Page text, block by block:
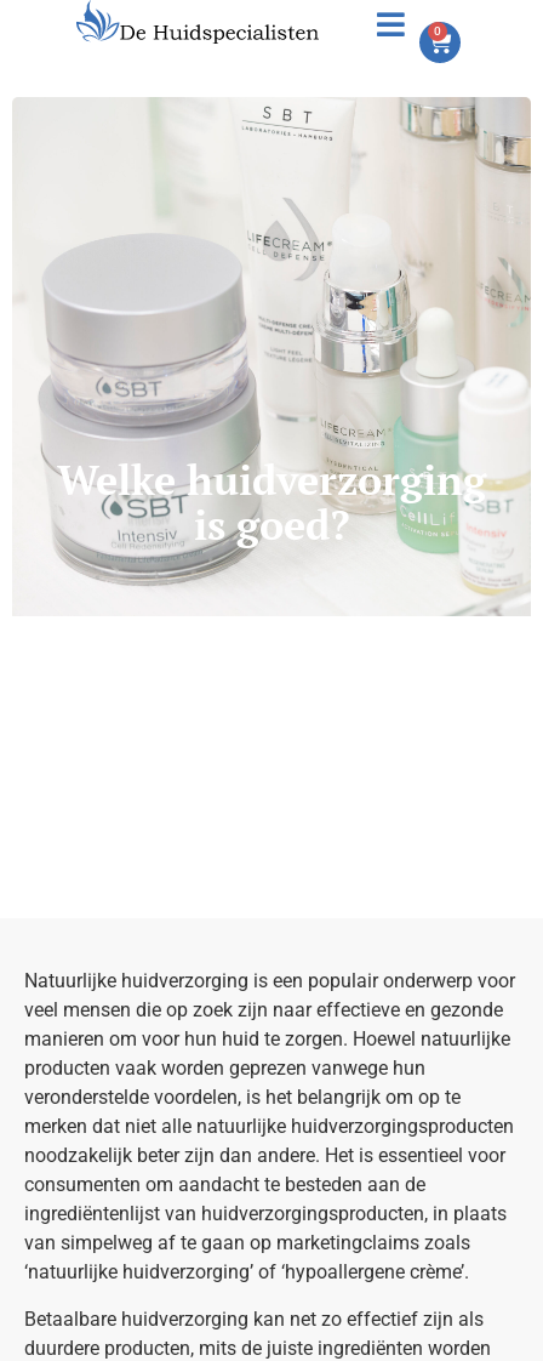
0
Welke huidverzorging
is goed?
Natuurlijke huidverzorging is een populair onderwerp voor
veel mensen die op zoek zijn naar effectieve en gezonde
manieren om voor hun huid te zorgen. Hoewel natuurlijke
producten vaak worden geprezen vanwege hun
veronderstelde voordelen, is het belangrijk om op te
merken dat niet alle natuurlijke huidverzorgingsproducten
noodzakelijk beter zijn dan andere. Het is essentieel voor
consumenten om aandacht te besteden aan de
ingrediëntenlijst van huidverzorgingsproducten, in plaats
van simpelweg af te gaan op marketingclaims zoals
‘natuurlijke huidverzorging’ of ‘hypoallergene crème’.
Betaalbare huidverzorging kan net zo effectief zijn als
duurdere producten, mits de juiste ingrediënten worden